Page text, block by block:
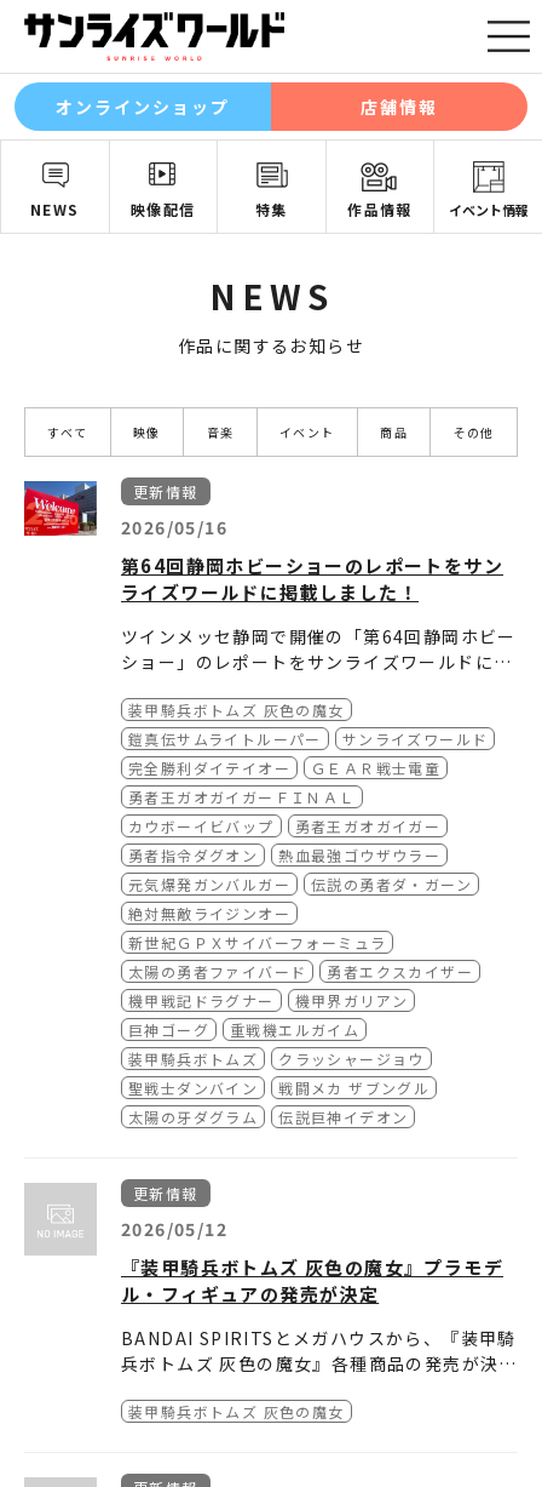
オンラインショップ 店舗情報
NEWS 映像配信 特集 作品情報 イベント情報
NEWS
作品に関するお知らせ
すべて 映像 音楽 イベント 商品 その他
更新情報
2026/05/16
第64回静岡ホビーショーのレポートをサン
ライズワールドに掲載しました！
ツインメッセ静岡で開催の「第64回静岡ホビー
ショー」のレポートをサンライズワールドに掲
模型等の新製品が展示されている様子をご紹介
します。どうぞご覧ください。
装甲騎兵ボトムズ 灰色の魔女
鎧真伝サムライトルーパー
サンライズワールド
完全勝利ダイテイオー
ＧＥＡＲ戦士電童
勇者王ガオガイガーＦＩＮＡＬ
カウボーイビバップ
勇者王ガオガイガー
勇者指令ダグオン
熱血最強ゴウザウラー
元気爆発ガンバルガー
伝説の勇者ダ・ガーン
絶対無敵ライジンオー
新世紀ＧＰＸサイバーフォーミュラ
太陽の勇者ファイバード
勇者エクスカイザー
機甲戦記ドラグナー
機甲界ガリアン
巨神ゴーグ
重戦機エルガイム
装甲騎兵ボトムズ
クラッシャージョウ
聖戦士ダンバイン
戦闘メカ ザブングル
太陽の牙ダグラム
伝説巨神イデオン
更新情報
2026/05/12
『装甲騎兵ボトムズ 灰色の魔女』プラモデ
ル・フィギュアの発売が決定
BANDAI SPIRITSとメガハウスから、『装甲騎
兵ボトムズ 灰色の魔女』各種商品の発売が決定
■商品情報
装甲騎兵ボトムズ 灰色の魔女